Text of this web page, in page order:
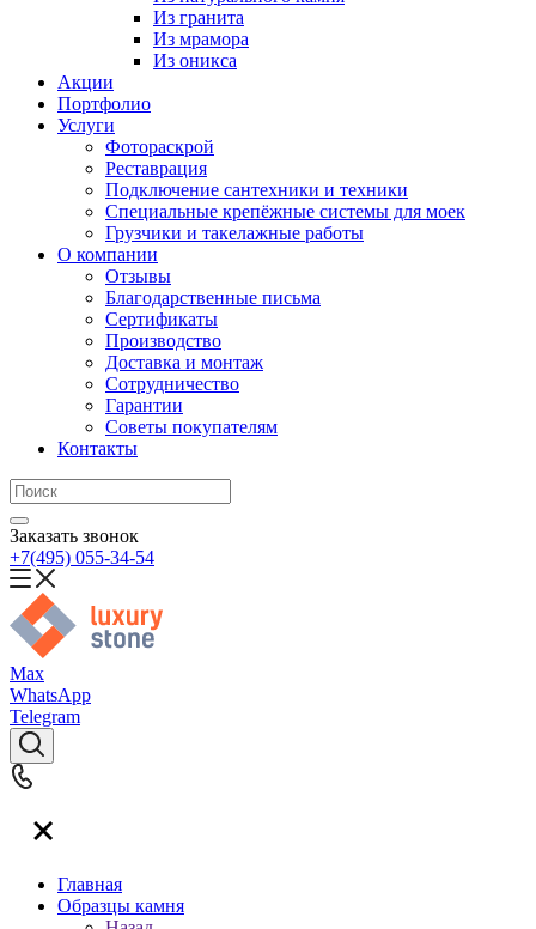
Из гранита
Из мрамора
Из оникса
Акции
Портфолио
Услуги
Фотораскрой
Реставрация
Подключение сантехники и техники
Специальные крепёжные системы для моек
Грузчики и такелажные работы
О компании
Отзывы
Благодарственные письма
Сертификаты
Производство
Доставка и монтаж
Сотрудничество
Гарантии
Советы покупателям
Контакты
Заказать звонок
+7(495) 055-34-54
Max
WhatsApp
Telegram
Главная
Образцы камня